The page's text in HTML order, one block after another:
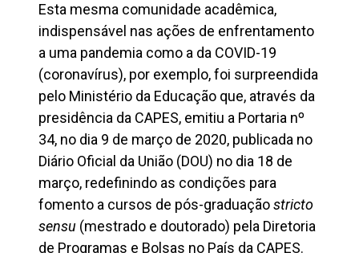
Esta mesma comunidade acadêmica,
indispensável nas ações de enfrentamento
a uma pandemia como a da COVID-19
(coronavírus), por exemplo, foi surpreendida
pelo Ministério da Educação que, através da
presidência da CAPES, emitiu a Portaria nº
34, no dia 9 de março de 2020, publicada no
Diário Oficial da União (DOU) no dia 18 de
março, redefinindo as condições para
fomento a cursos de pós-graduaçãostricto
sensu (mestrado e doutorado) pela Diretoria
de Programas e Bolsas no País da CAPES.